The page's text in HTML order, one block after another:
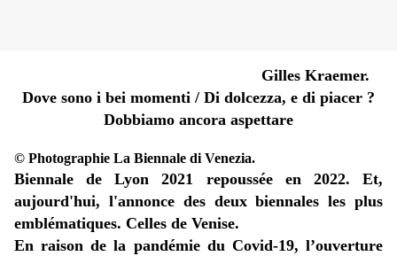
Gilles Kraemer.
Dove sono i bei momenti / Di dolcezza, e di piacer ?
Dobbiamo ancora aspettare
© Photographie La Biennale di Venezia.
Biennale de Lyon 2021 repoussée en 2022. Et,
aujourd'hui, l'annonce des deux biennales les plus
emblématiques. Celles de Venise.
En raison de la pandémie du Covid-19, l’ouverture